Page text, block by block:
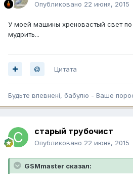
Опубликовано 22 июня, 2015
У моей машины хреновастый свет
мудрить...
Цитата
Будьте впевненi, бабулю - Ваше
старый трубочист
Опубликовано 22 июня, 2015
GSMmaster сказал: